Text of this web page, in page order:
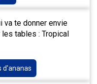
va te donner envie
tables : Tropical
d'ananas